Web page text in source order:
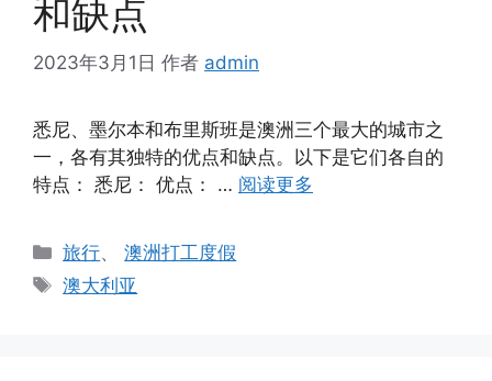
和缺点
2023年3月1日 作者 admin
悉尼、墨尔本和布里斯班是澳洲三个最大的城市之
一，各有其独特的优点和缺点。以下是它们各自的
特点： 悉尼： 优点： … 阅读更多
分
类
旅行、澳洲打工度假
标
澳大利亚